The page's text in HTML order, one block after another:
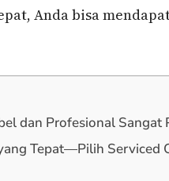
Anda bisa
dan Profesional Sangat
Tepat—Pilih Serviced